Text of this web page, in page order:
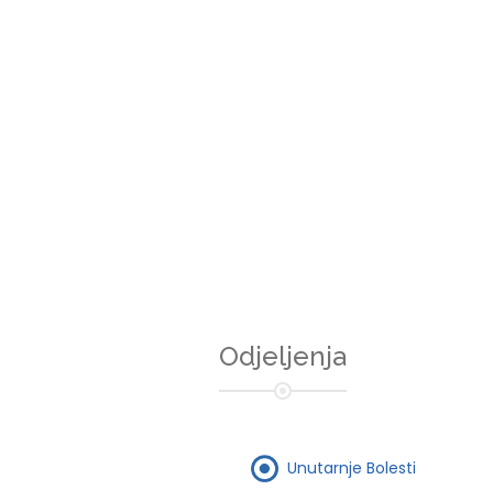
Odjeljenja
Unutarnje Bolesti